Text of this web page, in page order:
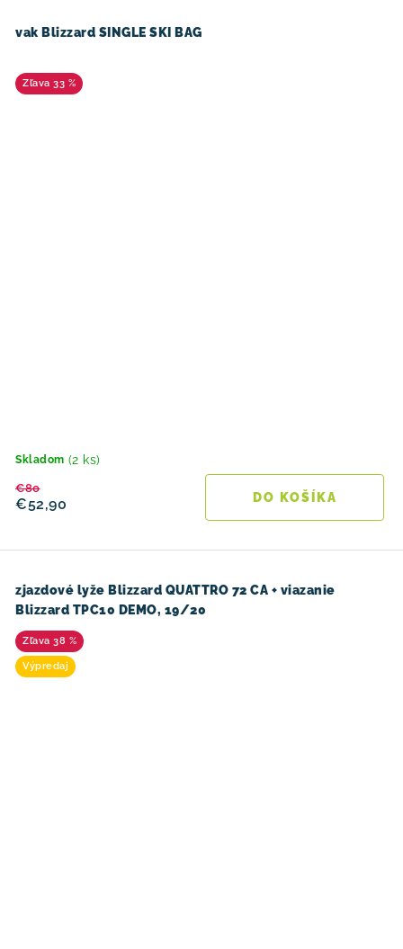
vak Blizzard SINGLE SKI BAG
33 %
Skladom (2 ks)
€52,90
€80
DO KOŠÍKA
zjazdové lyže Blizzard QUATTRO 72 CA + viazanie
Blizzard TPC10 DEMO, 19/20
38 %
Výpredaj